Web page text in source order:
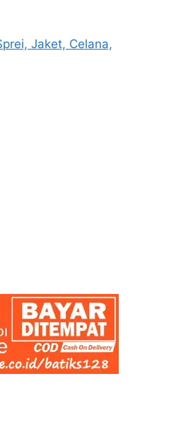
Jaket, Celana,